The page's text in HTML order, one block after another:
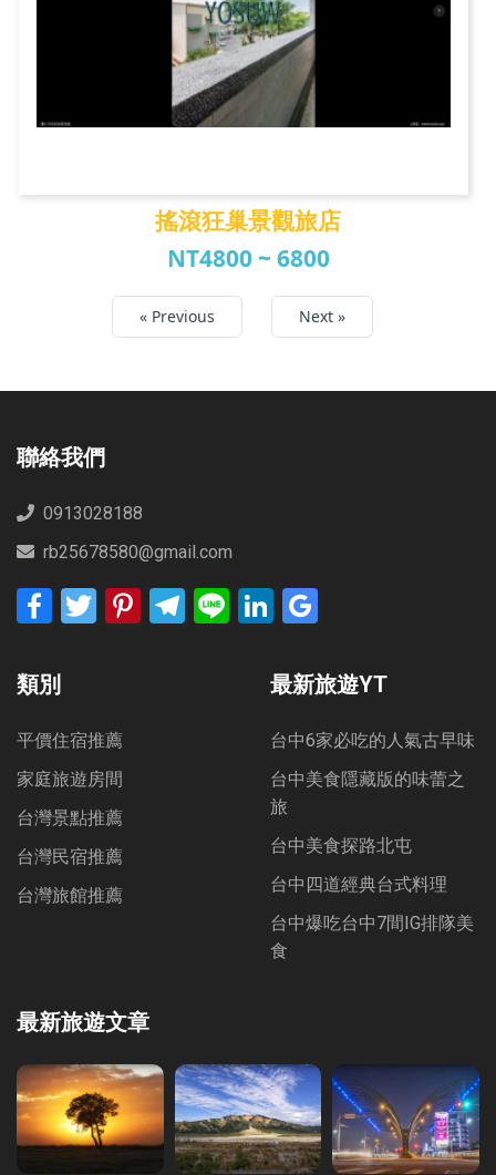
搖滾狂巢景觀旅店
搖滾狂巢景觀旅店
NT4800 ~ 6800
« Previous Next »
聯絡我們
0913028188
rb25678580@gmail.com
FacebookTwitter PinterestTelegram
Line LinkedIn
類別
平價住宿推薦
家庭旅遊房間
台灣景點推薦
台灣民宿推薦
台灣旅館推薦
最新旅遊文章
最新旅遊YT
台中6家必吃的人氣古早味
台中美食隱藏版的味蕾之
旅
台中美食探路北屯
台中四道經典台式料理
台中爆吃台中7間IG排隊美
食